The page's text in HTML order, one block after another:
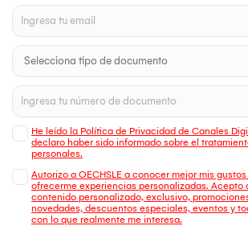
He leído la Política de Privacidad de Canales
declaro haber sido informado sobre el
personales.
Autorizo a OECHSLE a conocer mejor mis
ofrecerme experiencias personalizadas. Acepto
contenido personalizado, exclusivo,
novedades, descuentos especiales, eventos y
con lo que realmente me interesa.